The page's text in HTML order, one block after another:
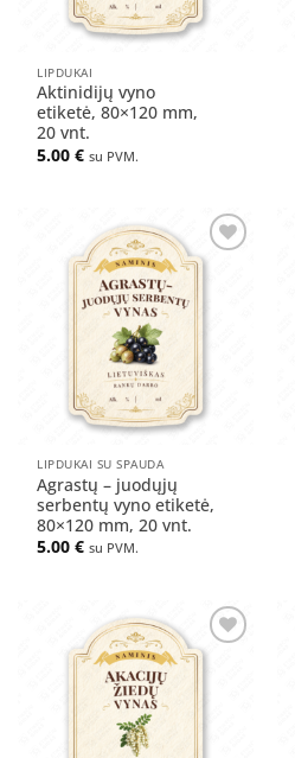
LIPDUKAI
Aktinidijų vyno
etiketė, 80×120 mm,
20 vnt.
5.00€ su PVM.
Pridėti
LIPDUKAI SU SPAUDA
Agrastų – juodųjų
serbentų vyno etiketė,
80×120 mm, 20 vnt.
5.00€ su PVM.
Pridėti